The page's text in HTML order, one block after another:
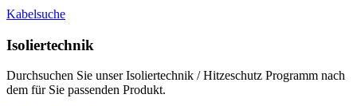
Kabelsuche
Isoliertechnik
Durchsuchen Sie unser Isoliertechnik / Hitzeschutz Programm nach
dem für Sie passenden Produkt.